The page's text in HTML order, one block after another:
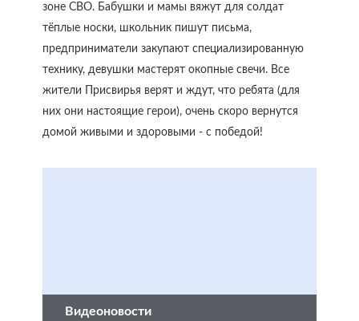
зоне СВО. Бабушки и мамы вяжут для солдат
тёплые носки, школьник пишут письма,
предприниматели закупают специализированную
технику, девушки мастерят окопные свечи. Все
жители Присвирья верят и ждут, что ребята (для
них они настоящие герои), очень скоро вернутся
домой живыми и здоровыми - с победой!
Видеоновости